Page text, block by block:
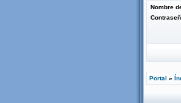
Nombre
Portal »